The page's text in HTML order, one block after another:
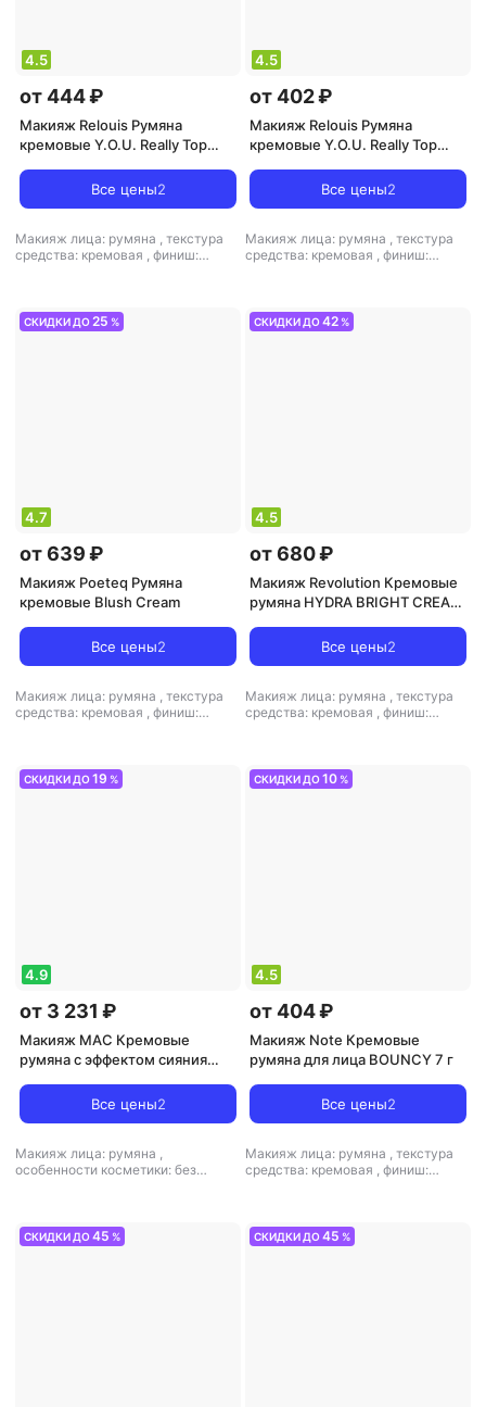
4.5
от 444 ₽
Макияж Relouis Румяна
кремовые Y.O.U. Really Top
Все цены2
Макияж лица: румяна , текстура
средства: кремовая , финиш:
4.5
от 402 ₽
Макияж Relouis Румяна
кремовые Y.O.U. Really Top
Все цены2
Макияж лица: румяна , текстура
средства: кремовая , финиш:
СКИДКИ ДО25 %
4.7
от 639 ₽
Макияж Poeteq Румяна
кремовые Blush Cream
Все цены2
Макияж лица: румяна , текстура
средства: кремовая , финиш:
СКИДКИ ДО42 %
4.5
от 680 ₽
Макияж Revolution Кремовые
румяна HYDRA BRIGHT CREAM
Все цены2
Макияж лица: румяна , текстура
средства: кремовая , финиш:
СКИДКИ ДО19 %
4.9
от 3 231 ₽
Макияж MAC Кремовые
румяна с эффектом сияния
Все цены2
Макияж лица: румяна ,
особенности косметики: без
СКИДКИ ДО10 %
4.5
от 404 ₽
Макияж Note Кремовые
румяна для лица BOUNCY 7 г
Все цены2
Макияж лица: румяна , текстура
средства: кремовая , финиш:
СКИДКИ ДО45 % СКИДКИ ДО45 %